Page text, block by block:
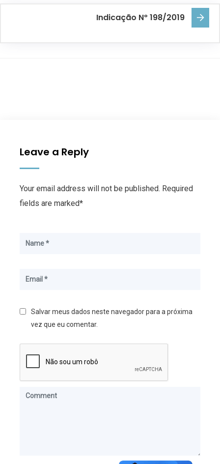
Indicação Nº 198/2019
Leave a Reply
Your email address will not be published. Required
fields are marked*
Salvar meus dados neste navegador para a próxima
vez que eu comentar.